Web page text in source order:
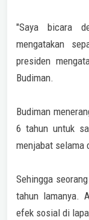
"Saya bicara
mengatakan
presiden
Budiman.
Budiman
6 tahun untuk
menjabat selama
Sehingga
tahun lamanya.
efek sosial di